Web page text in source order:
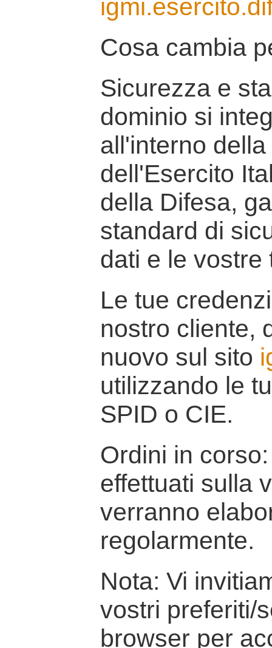
Cosa cambia
Sicurezza e
dominio si
all'interno
dell'Esercito
della Difesa,
standard di
dati e le vostre
Le tue
nostro cliente,
nuovo sul sito
utilizzando le
SPID o CIE.
Ordini in
effettuati sulla
verranno
regolarmente.
Nota: Vi
vostri preferiti/
browser per